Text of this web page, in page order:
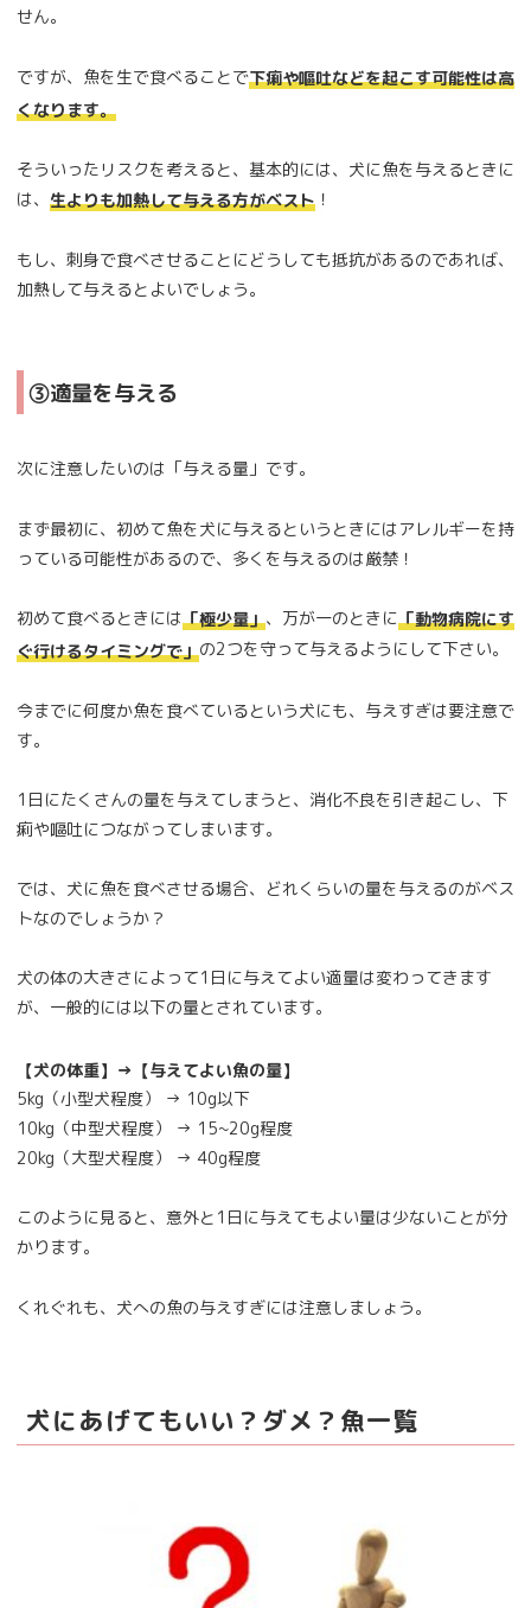
せん。
ですが、魚を生で食べることで下痢や嘔吐などを起こす可能性は高
くなります。
そういったリスクを考えると、基本的には、犬に魚を与えるときに
は、 生よりも加熱して与える方がベスト ！
もし、刺身で食べさせることにどうしても抵抗があるのであれば、
加熱して与えるとよいでしょう。
③適量を与える
次に注意したいのは「与える量」です。
まず最初に、初めて魚を犬に与えるというときにはアレルギーを持
っている可能性があるので、多くを与えるのは厳禁！
初めて食べるときには「極少量」、万が一のときに「動物病院にす
ぐ行けるタイミングで」の2つを守って与えるようにして下さい。
今までに何度か魚を食べているという犬にも、与えすぎは要注意で
す。
1日にたくさんの量を与えてしまうと、消化不良を引き起こし、下
痢や嘔吐につながってしまいます。
では、犬に魚を食べさせる場合、どれくらいの量を与えるのがベス
トなのでしょうか？
犬の体の大きさによって1日に与えてよい適量は変わってきます
が、一般的には以下の量とされています。
【犬の体重】→【与えてよい魚の量】
5kg（小型犬程度） → 10g以下
10kg（中型犬程度） → 15~20g程度
20kg（大型犬程度） → 40g程度
このように見ると、意外と1日に与えてもよい量は少ないことが分
かります。
くれぐれも、犬への魚の与えすぎには注意しましょう。
犬にあげてもいい？ダメ？魚一覧